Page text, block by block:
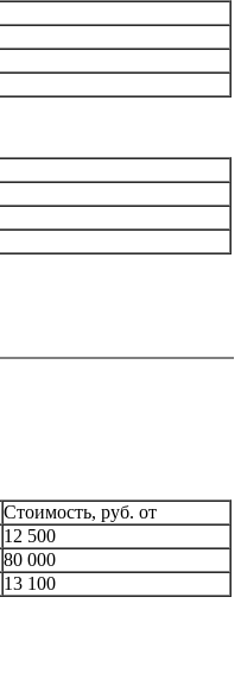
Стоимость, руб. от
12 500
80 000
13 100